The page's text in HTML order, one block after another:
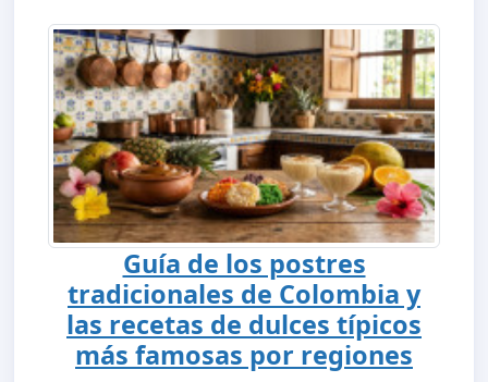
Guía de los postres
tradicionales de Colombia y
las recetas de dulces típicos
más famosas por regiones